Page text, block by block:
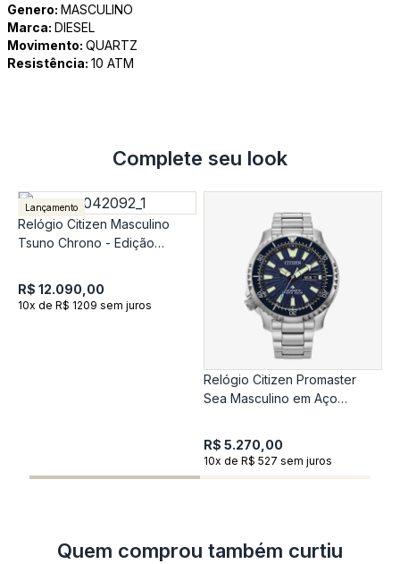
Genero: MASCULINO
Marca: DIESEL
Movimento: QUARTZ
Resistência: 10 ATM
Complete seu look
Lançamento
Relógio Citizen Masculino
Tsuno Chrono - Edição
R$ 12.090,00
10x de R$ 1209 sem juros
Relógio Citizen Promaster
Sea Masculino em Aço
R$ 5.270,00
10x de R$ 527 sem juros
Quem comprou também curtiu